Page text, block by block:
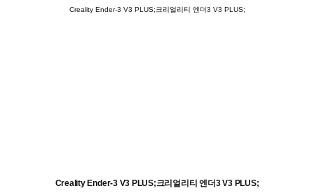
Creality Ender-3 V3 PLUS;크리얼리티 엔더3 V3 PLUS;
Creality Ender-3 V3 PLUS;크리얼리티 엔더3 V3 PLUS;